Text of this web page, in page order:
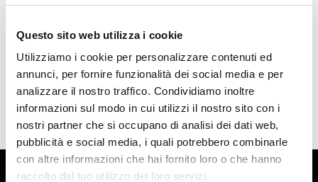
Questo sito web utilizza i cookie
Utilizziamo i cookie per personalizzare contenuti ed
annunci, per fornire funzionalità dei social media e per
analizzare il nostro traffico. Condividiamo inoltre
informazioni sul modo in cui utilizzi il nostro sito con i
nostri partner che si occupano di analisi dei dati web,
pubblicità e social media, i quali potrebbero combinarle
con altre informazioni che hai fornito loro o che hanno
raccolto dal tuo utilizzo dei loro servizi.
PREZZO SCONTATO DA PAGARE
€0
VANTAGGI: